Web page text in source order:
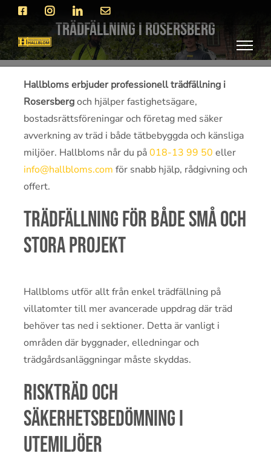
Fortsätt
innehållet
FacebookInstagramLinkedIn
E-
Trädfällning i Rosersberg
Hallbloms erbjuder professionell trädfällning i
Rosersbergoch hjälper fastighetsägare,
bostadsrättsföreningar och företag med säker
avverkning av träd i både tätbebyggda och känsliga
miljöer. Hallbloms når du på018-13 99 50 eller
info@hallbloms.com för snabb hjälp, rådgivning och
offert.
Trädfällning för både små och
stora projekt
Hallbloms utför allt från enkel trädfällning på
villatomter till mer avancerade uppdrag där träd
behöver tas ned i sektioner. Detta är vanligt i
områden där byggnader, elledningar och
trädgårdsanläggningar måste skyddas.
Riskträd och
säkerhetsbedömning i
utemiljöer